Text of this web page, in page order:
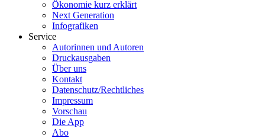
Ökonomie kurz erklärt
Next Generation
Infografiken
Service
Autorinnen und Autoren
Druckausgaben
Über uns
Kontakt
Datenschutz/Rechtliches
Impressum
Vorschau
Die App
Abo